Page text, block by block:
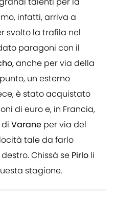
infatti, arriva a
svolto la trafila nel
paragoni con il
anche per via della
un esterno
è stato acquistato
di euro e, in Francia,
Varane per via del
tale da farlo
Chissà se Pirlo li
stagione.